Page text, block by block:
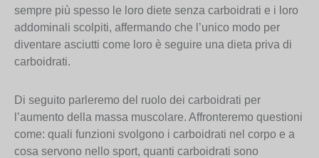
sempre più spesso le loro diete senza carboidrati e i loro
addominali scolpiti, affermando che l’unico modo per
diventare asciutti come loro è seguire una dieta priva di
carboidrati.
Di seguito parleremo del ruolo dei carboidrati per
l’aumento della massa muscolare. Affronteremo questioni
come: quali funzioni svolgono i carboidrati nel corpo e a
cosa servono nello sport, quanti carboidrati sono